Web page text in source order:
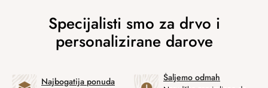
Najbogatija ponuda Šaljemo odmah